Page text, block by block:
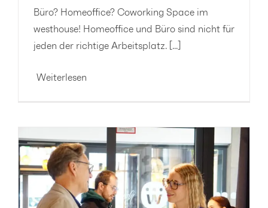
Büro? Homeoffice? Coworking Space im
westhouse! Homeoffice und Büro sind nicht für
jeden der richtige Arbeitsplatz. [...]
Weiterlesen